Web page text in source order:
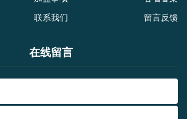
联系我们 留言反馈
在线留言